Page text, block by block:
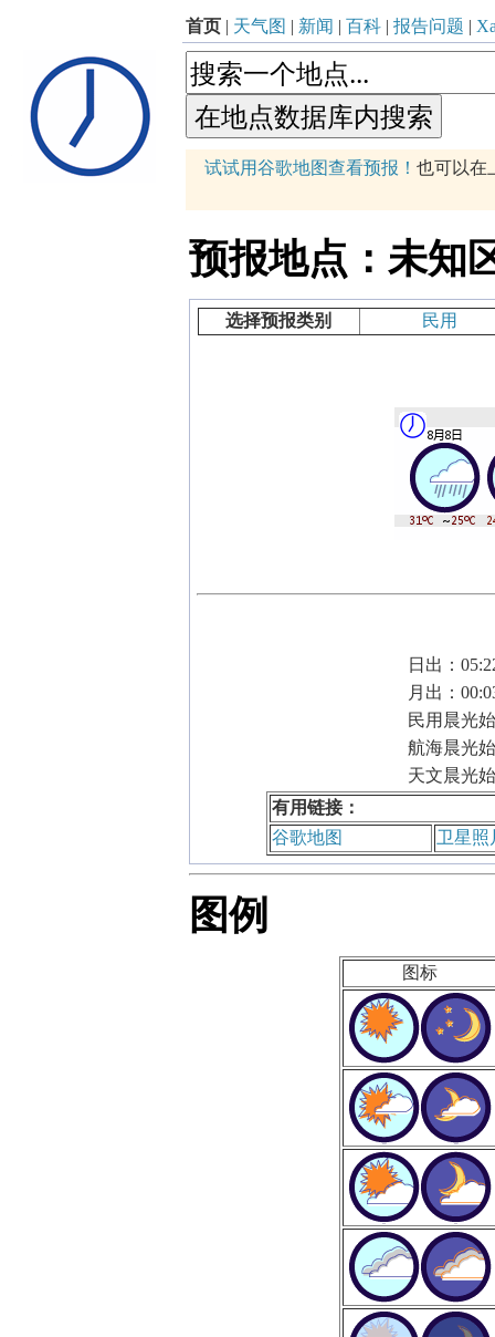
首页 | 天气图 | 新闻 | 百科 | 报告问题 |
试试用谷歌地图查看预报！ 也可以在
预报地点：未知
选择预报类别 民用
日出：
月出：
民用晨光
航海晨光
天文晨光
有用链接：
谷歌地图
卫星照
图例
图标